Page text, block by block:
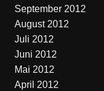
September 2012
August 2012
Juli 2012
Juni 2012
Mai 2012
April 2012